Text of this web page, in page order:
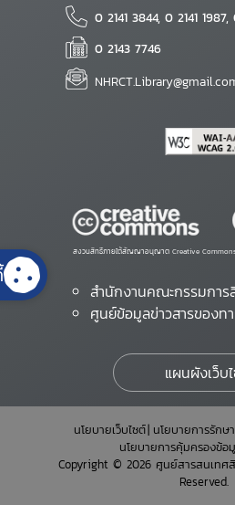
0 2141 3844, 0 2141 1987,
0 2143 7746
สงวนสิทธิ์ภายใต้สัญญาอนุญาต Creative
สำนักงานคณะกรรมกา
ศูนย์ข้อมูลข่าวสารของท
แผนผังเว็บ
นโยบายเว็บไซต์ นโยบายการรัก
นโยบายการคุ้มครองข้
Copyright © 2026 ศูนย์สารสนเทศ
Reserved.